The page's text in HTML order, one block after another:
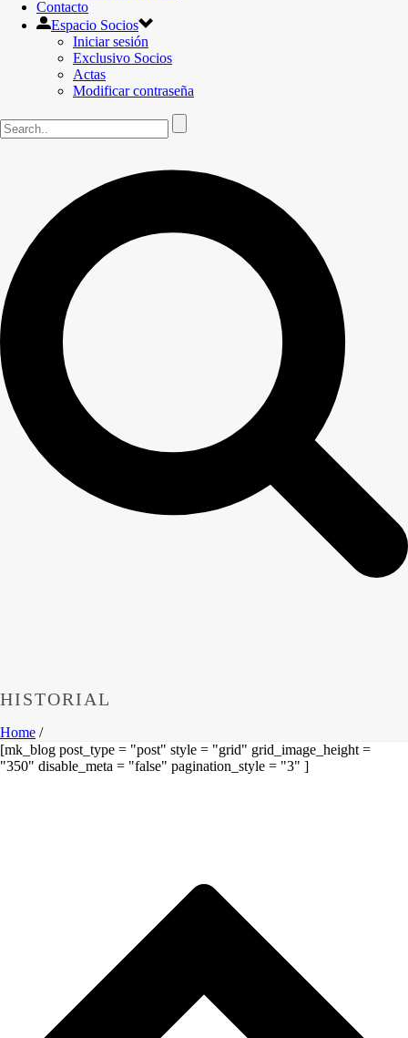
Contacto
Espacio Socios
Iniciar sesión
Exclusivo Socios
Actas
Modificar contraseña
HISTORIAL
Home /
[mk_blog post_type = "post" style = "grid" grid_image_height =
"350" disable_meta = "false" pagination_style = "3" ]